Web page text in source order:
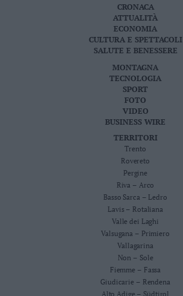
CRONACA
ATTUALITÀ
ECONOMIA
CULTURA E SPETTACOLI
SALUTE E BENESSERE
MONTAGNA
TECNOLOGIA
SPORT
FOTO
VIDEO
BUSINESS WIRE
TERRITORI
Trento
Rovereto
Pergine
Riva – Arco
Basso Sarca – Ledro
Lavis – Rotaliana
Valle dei Laghi
Valsugana – Primiero
Vallagarina
Non – Sole
Fiemme – Fassa
Giudicarie – Rendena
Alto Adige – Südtirol